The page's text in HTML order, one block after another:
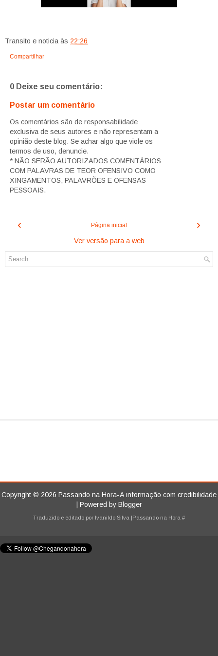
Transito e noticia às 22:26
Compartilhar
0 Deixe seu comentário:
Postar um comentário
Os comentários são de responsabilidade
exclusiva de seus autores e não representam a
opinião deste blog. Se achar algo que viole os
termos de uso, denuncie.
* NÃO SERÃO AUTORIZADOS COMENTÁRIOS
COM PALAVRAS DE TEOR OFENSIVO COMO
XINGAMENTOS, PALAVRÕES E OFENSAS
PESSOAIS.
‹ ›
Página inicial
Ver versão para a web
Copyright © 2026 Passando na Hora-A informação com credibilidade
| Powered by Blogger
Traduzido e editado por Ivanildo Silva |Passando na Hora #